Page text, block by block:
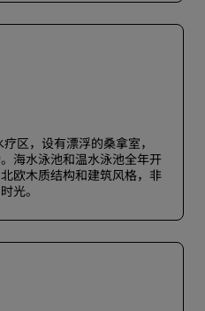
区，设有漂浮的桑拿室，
海水泳池和温水泳池全年开
欧木质结构和建筑风格，非
光。